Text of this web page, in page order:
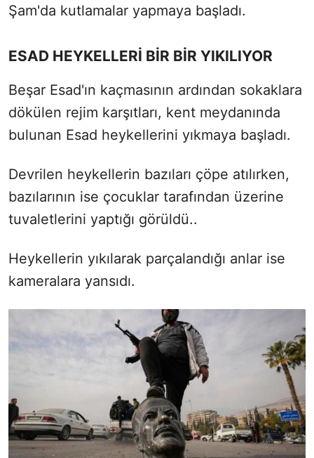
Şam'da kutlamalar yapmaya başladı.
ESAD HEYKELLERİ BİR BİR YIKILIYOR
Beşar Esad'ın kaçmasının ardından sokaklara
dökülen rejim karşıtları, kent meydanında
bulunan Esad heykellerini yıkmaya başladı.
Devrilen heykellerin bazıları çöpe atılırken,
bazılarının ise çocuklar tarafından üzerine
tuvaletlerini yaptığı görüldü..
Heykellerin yıkılarak parçalandığı anlar ise
kameralara yansıdı.